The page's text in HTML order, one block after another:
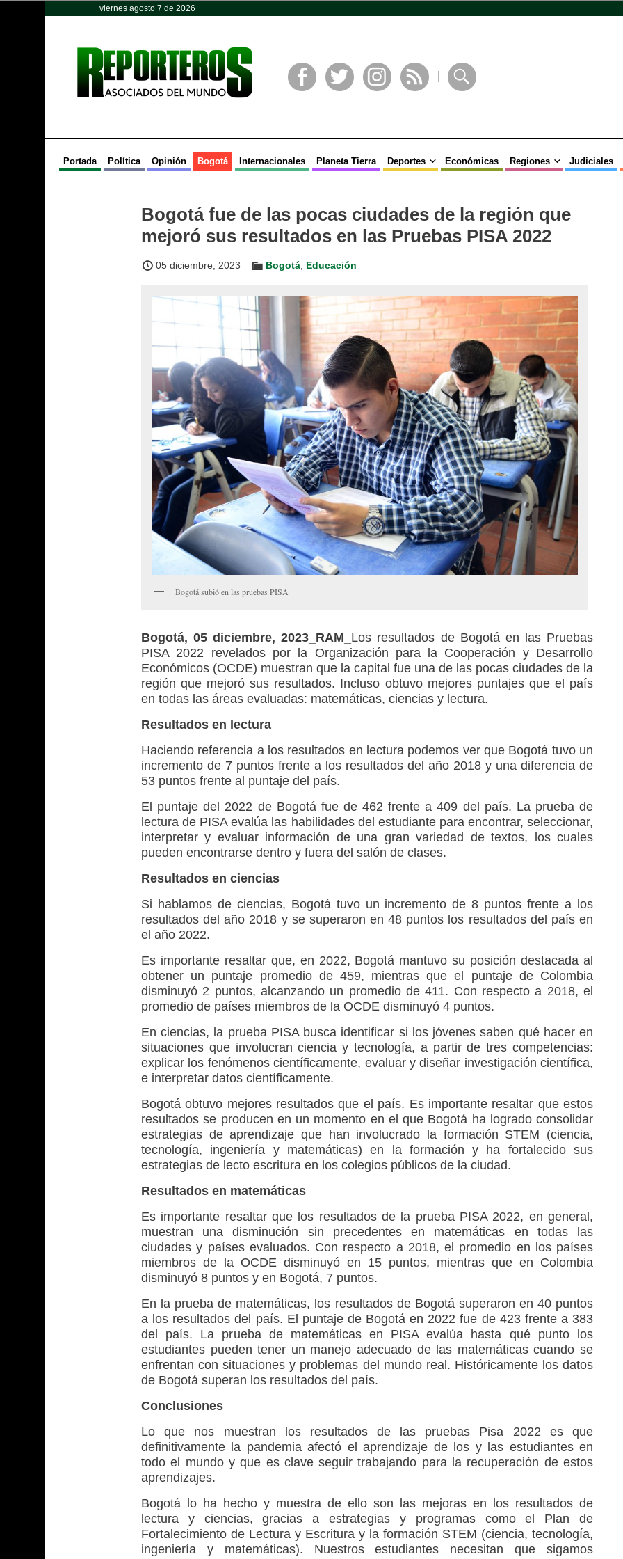
viernes agosto 7 de 2026
Portada Política Opinión Bogotá Internacionales Planeta Tierra Deportes Económicas Regiones Judiciales
Bogotá fue de las pocas ciudades de la región que
mejoró sus resultados en las Pruebas PISA 2022
05 diciembre, 2023 Bogotá Educación
Bogotá subió en las pruebas PISA
Bogotá, 05 diciembre, 2023_RAM_ Los resultados de Bogotá en las Pruebas
PISA 2022 revelados por la Organización para la Cooperación y Desarrollo
Económicos (OCDE) muestran que la capital fue una de las pocas ciudades de la
región que mejoró sus resultados. Incluso obtuvo mejores puntajes que el país
en todas las áreas evaluadas: matemáticas, ciencias y lectura.
Resultados en lectura
Haciendo referencia a los resultados en lectura podemos ver que Bogotá tuvo un
incremento de 7 puntos frente a los resultados del año 2018 y una diferencia de
53 puntos frente al puntaje del país.
El puntaje del 2022 de Bogotá fue de 462 frente a 409 del país. La prueba de
lectura de PISA evalúa las habilidades del estudiante para encontrar, seleccionar,
interpretar y evaluar información de una gran variedad de textos, los cuales
pueden encontrarse dentro y fuera del salón de clases.
Resultados en ciencias
Si hablamos de ciencias, Bogotá tuvo un incremento de 8 puntos frente a los
resultados del año 2018 y se superaron en 48 puntos los resultados del país en
el año 2022.
Es importante resaltar que, en 2022, Bogotá mantuvo su posición destacada al
obtener un puntaje promedio de 459, mientras que el puntaje de Colombia
disminuyó 2 puntos, alcanzando un promedio de 411. Con respecto a 2018, el
promedio de países miembros de la OCDE disminuyó 4 puntos.
En ciencias, la prueba PISA busca identificar si los jóvenes saben qué hacer en
situaciones que involucran ciencia y tecnología, a partir de tres competencias:
explicar los fenómenos científicamente, evaluar y diseñar investigación científica,
e interpretar datos científicamente.
Bogotá obtuvo mejores resultados que el país. Es importante resaltar que estos
resultados se producen en un momento en el que Bogotá ha logrado consolidar
estrategias de aprendizaje que han involucrado la formación STEM (ciencia,
tecnología, ingeniería y matemáticas) en la formación y ha fortalecido sus
estrategias de lecto escritura en los colegios públicos de la ciudad.
Resultados en matemáticas
Es importante resaltar que los resultados de la prueba PISA 2022, en general,
muestran una disminución sin precedentes en matemáticas en todas las
ciudades y países evaluados. Con respecto a 2018, el promedio en los países
miembros de la OCDE disminuyó en 15 puntos, mientras que en Colombia
disminuyó 8 puntos y en Bogotá, 7 puntos.
En la prueba de matemáticas, los resultados de Bogotá superaron en 40 puntos
a los resultados del país. El puntaje de Bogotá en 2022 fue de 423 frente a 383
del país. La prueba de matemáticas en PISA evalúa hasta qué punto los
estudiantes pueden tener un manejo adecuado de las matemáticas cuando se
enfrentan con situaciones y problemas del mundo real. Históricamente los datos
de Bogotá superan los resultados del país.
Conclusiones
Lo que nos muestran los resultados de las pruebas Pisa 2022 es que
definitivamente la pandemia afectó el aprendizaje de los y las estudiantes en
todo el mundo y que es clave seguir trabajando para la recuperación de estos
aprendizajes.
Bogotá lo ha hecho y muestra de ello son las mejoras en los resultados de
lectura y ciencias, gracias a estrategias y programas como el Plan de
Fortalecimiento de Lectura y Escritura y la formación STEM (ciencia, tecnología,
ingeniería y matemáticas). Nuestros estudiantes necesitan que sigamos
Opinión Política